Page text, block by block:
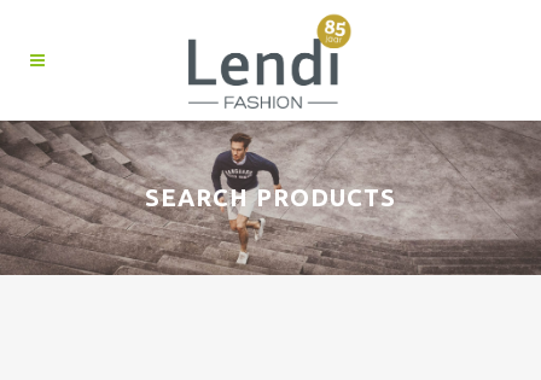
SEARCH PRODUCTS